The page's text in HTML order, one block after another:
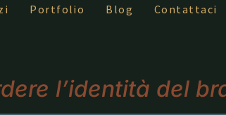
Portfolio Blog Contattaci
l’identità del